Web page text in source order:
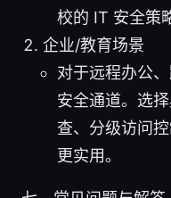
校的 IT 安全策
企业/教育场景
对于远程办公
安全通道。选
查、分级访问
更实用。